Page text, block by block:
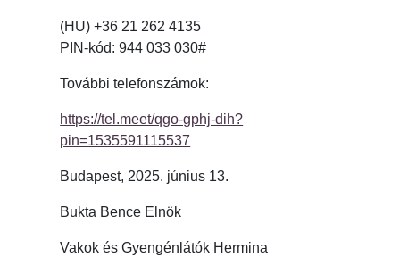
(HU) +36 21 262 4135
PIN-kód: ‪944 033 030#
További telefonszámok:
https://tel.meet/qgo-gphj-dih?
pin=1535591115537
Budapest, 2025. június 13.
Bukta Bence Elnök
Vakok és Gyengénlátók Hermina